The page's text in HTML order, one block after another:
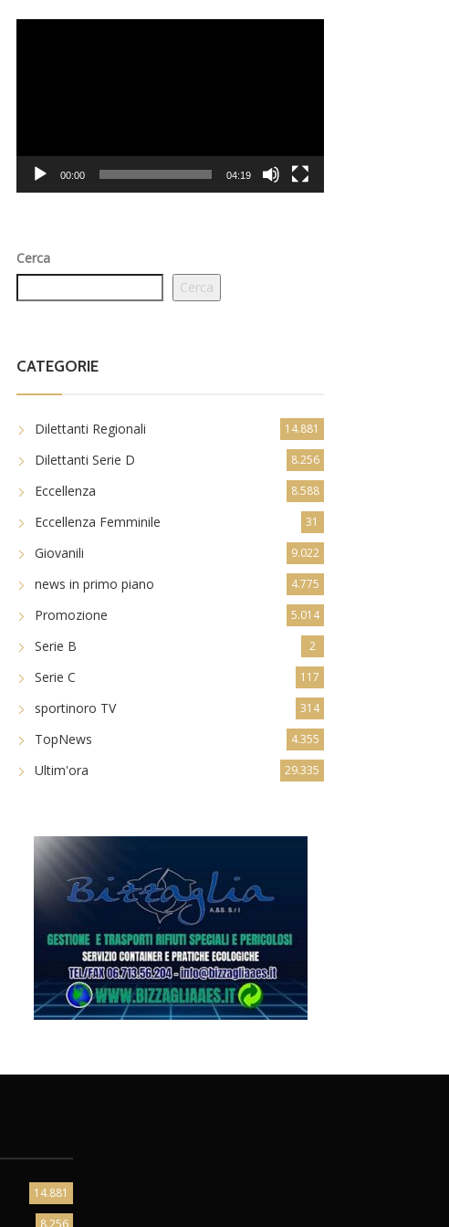
00:00 04:19
Cerca
Cerca
CATEGORIE
Dilettanti Regionali 14.881
Dilettanti Serie D 8.256
Eccellenza 8.588
Eccellenza Femminile 31
Giovanili 9.022
news in primo piano 4.775
Promozione 5.014
Serie B 2
Serie C 117
sportinoro TV 314
TopNews 4.355
Ultim'ora 29.335
14.881
8.256